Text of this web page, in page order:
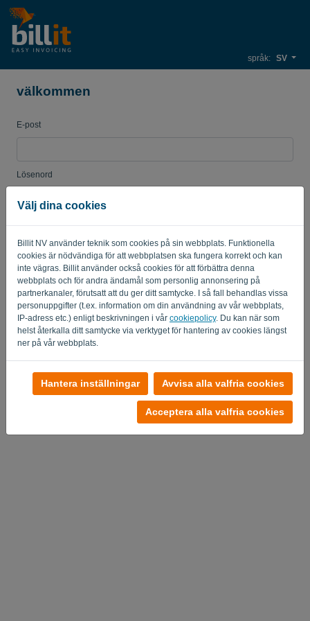
Välj dina cookies
Billit NV använder teknik som cookies på sin webbplats. Funktionella
cookies är nödvändiga för att webbplatsen ska fungera korrekt och kan
inte vägras. Billit använder också cookies för att förbättra denna
webbplats och för andra ändamål som personlig annonsering på
partnerkanaler, förutsatt att du ger ditt samtycke. I så fall behandlas vissa
personuppgifter (t.ex. information om din användning av vår webbplats,
IP-adress etc.) enligt beskrivningen i vår cookiepolicy. Du kan när som
helst återkalla ditt samtycke via verktyget för hantering av cookies längst
ner på vår webbplats.
Hantera inställningar Avvisa alla valfria cookies
Acceptera alla valfria cookies
språk: SV
välkommen
E-post
Lösenord
LOGGA IN
Inget konto?
Prova gratis nu
Villkor och bestämmelser